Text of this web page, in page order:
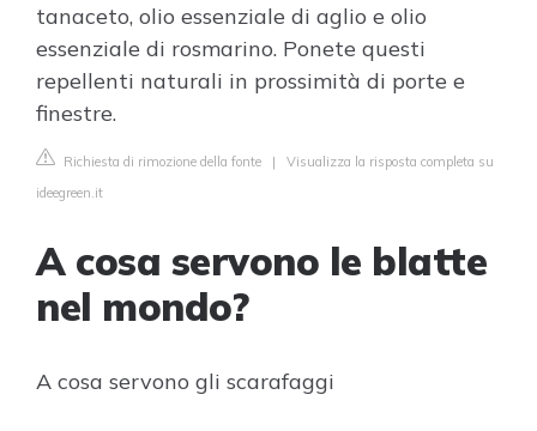
tanaceto, olio essenziale di aglio e olio
essenziale di rosmarino. Ponete questi
repellenti naturali in prossimità di porte e
finestre.
Richiesta di rimozione della fonte | Visualizza la risposta completa su
ideegreen.it
A cosa servono le blatte
nel mondo?
A cosa servono gli scarafaggi